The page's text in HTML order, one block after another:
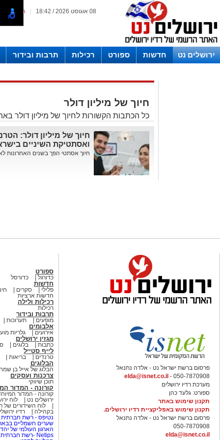
המייל 08 אוגוסט 2026 / 18:42
ירושלים נט חדשות ספורט רכילות
תרבות ובידור
חיוך של מיליון דולר
כל הכתבות הקשורות לחיוך של מיליון דולר
חיוך של מיליון דולר:
ואסתטיקת השיניים
חיוך אסתטי הפך בשנים האחרונות
פרסום ברשת ישראל נט - אלדה נתנאל
050-7870908 -
elda@isnet.co.il
מערכת רדיו ירושלים
ספורט: גלעד כהן
תקנון שימוש באתר
תקנון שימוש באפליקציית רדיו ירושלים.
פרסום ברשת ישראל נט - אלדה נתנאל
050-7870908
elda@isnet.co.il
ספורט
כדורגל כדורסל
חדשות
פלילי סקרים
חדשות ארציות
רכילות ולילה
רכילות
תרבות ובידור
מופעים תערוכות
אלבומים
אירועים גלריות
מגזין ירושלים
כתבות בלוגים
לייף סטייל
טרנדים בריאות
הבלוגים
הבלוג של אייל בן
צרכנות ועסקים
תוכן שיווקי
קורונה - המדור
קורונה - המדור
ירושלים נט
לוח
לוח השידורים של
בקהילה
רדיו
נטיפס - רשת חברתית
שערים חשמליים
הארגון העולמי של
Netips -רשת חברתית לחכמת ההמונים